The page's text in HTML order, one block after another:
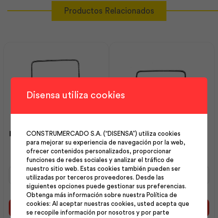
Productos Relacionados
Estribo 08 mm 30×30 cm |
Andec
Estribo
30x30
|
Añadir al carrito
Estribo 08 mm 15×30 cm |
Andec
Estribo
08
mm
15x30
cm
|
Añadir al carrito
Disensa utiliza cookies
CONSTRUMERCADO S.A. (“DISENSA”) utiliza cookies
para mejorar su experiencia de navegación por la web,
ofrecer contenidos personalizados, proporcionar
funciones de redes sociales y analizar el tráfico de
nuestro sitio web. Estas cookies también pueden ser
utilizadas por terceros proveedores. Desde las
siguientes opciones puede gestionar sus preferencias.
Obtenga más información sobre nuestra Política de
cookies: Al aceptar nuestras cookies, usted acepta que
se recopile información por nosotros y por parte